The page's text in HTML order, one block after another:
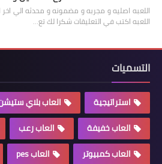
اللعبه اصليه و مجربه و مضمونه و محدثه الي
اللعبه اكتب في التعليقات شكرا لك تع…
التسميات
استراتيجية العاب بلاي
العاب خفيفة
العاب رعب
العاب كمبيوتر
العاب pes